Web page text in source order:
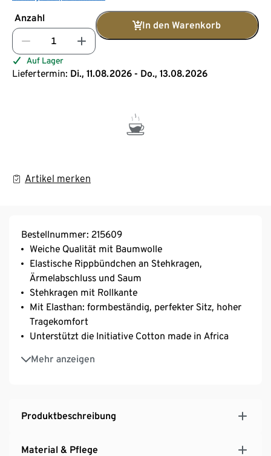
Anzahl
In den Warenkorb
Auf Lager
Liefertermin: Di., 11.08.2026 - Do., 13.08.2026
Artikel merken
Bestellnummer: 215609
Weiche Qualität mit Baumwolle
Elastische Rippbündchen an Stehkragen,
Ärmelabschluss und Saum
Stehkragen mit Rollkante
Mit Elasthan: formbeständig, perfekter Sitz, hoher
Tragekomfort
Unterstützt die Initiative Cotton made in Africa
Mehr anzeigen
Dieser Strickpullover unterstützt die Farmer*innen.
Produktbeschreibung
Material & Pflege